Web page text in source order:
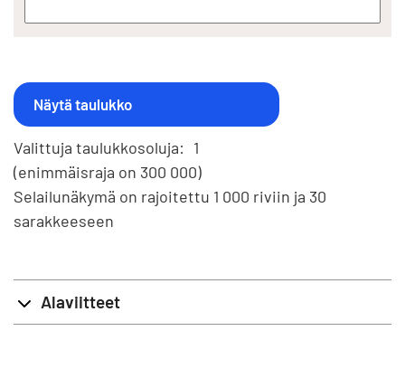
Valittuja taulukkosoluja: 1
(enimmäisraja on 300 000)
Selailunäkymä on rajoitettu 1 000 riviin ja 30
sarakkeeseen
Alaviitteet